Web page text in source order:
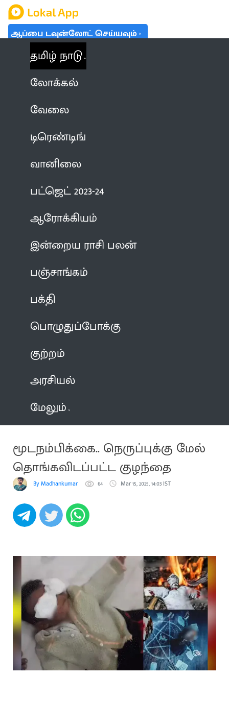
ஆப்பை டவுன்லோட் செய்யவும்
தமிழ் நாடு
லோக்கல்
வேலை
டிரெண்டிங்
வானிலை
பட்ஜெட் 2023-24
ஆரோக்கியம்
இன்றைய ராசி பலன்
பஞ்சாங்கம்
பக்தி
பொழுதுப்போக்கு
குற்றம்
அரசியல்
மேலும்
மூடநம்பிக்கை.. நெருப்புக்கு மேல்
தொங்கவிடப்பட்ட குழந்தை
By Madhankumar 64 Mar 15, 2025, 14:03 IST